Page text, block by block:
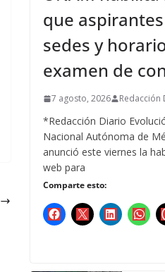
que
sedes y
examen de
7 agosto, 2026 Redacción
*Redacción Diario
Nacional Autónoma de
anunció este viernes la
web para
Comparte esto: